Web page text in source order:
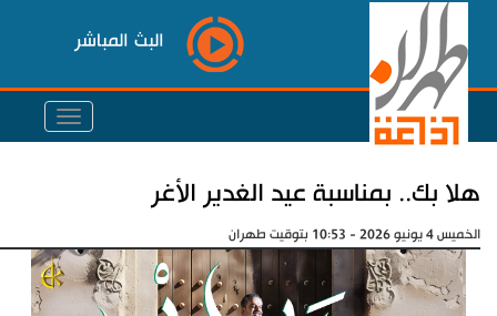
البث المباشر
هلا بك.. بمناسبة عيد الغدير الأغر
الخميس 4 يونيو 2026 - 10:53 بتوقيت طهران